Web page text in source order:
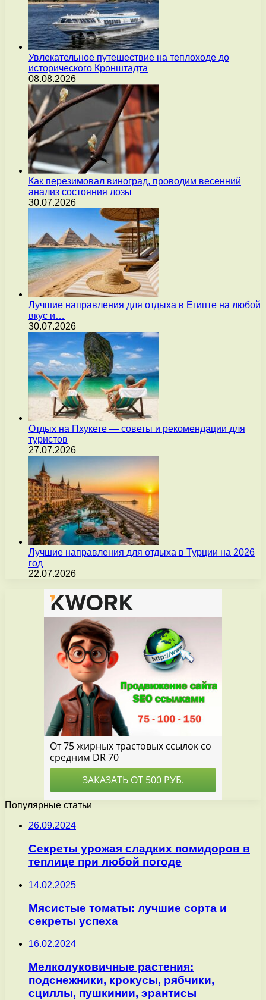
Увлекательное путешествие на теплоходе до
исторического Кронштадта
08.08.2026
Как перезимовал виноград, проводим весенний
анализ состояния лозы
30.07.2026
Лучшие направления для отдыха в Египте на любой
вкус и…
30.07.2026
Отдых на Пхукете — советы и рекомендации для
туристов
27.07.2026
Лучшие направления для отдыха в Турции на 2026
год
22.07.2026
Популярные статьи
26.09.2024
Секреты урожая сладких помидоров в
теплице при любой погоде
14.02.2025
Мясистые томаты: лучшие сорта и
секреты успеха
16.02.2024
Мелколуковичные растения:
подснежники, крокусы, рябчики,
сциллы, пушкинии, эрантисы